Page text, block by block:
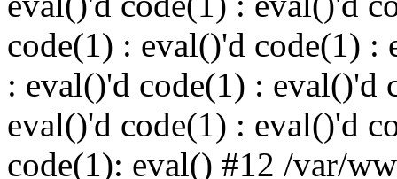
code(1) : eval()'d code(1) :
: eval()'d code(1) : eval()'d
eval()'d code(1) : eval()'d
code(1): eval() #12 /var/